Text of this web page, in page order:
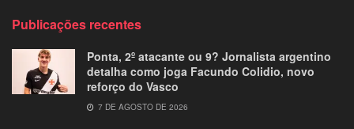
Publicações recentes
Ponta, 2º atacante ou 9? Jornalista argentino
detalha como joga Facundo Colidio, novo
reforço do Vasco
7 DE AGOSTO DE 2026